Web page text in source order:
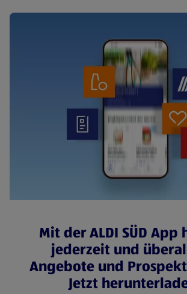
Mit der ALDI SÜD App
jederzeit und
Angebote und
Jetzt